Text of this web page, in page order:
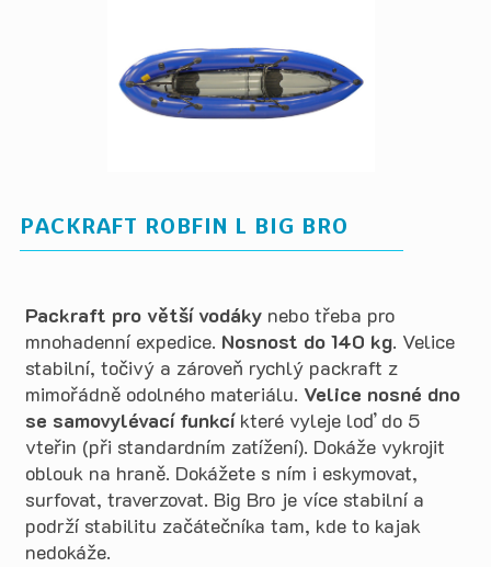
PACKRAFT ROBFIN L BIG BRO
Packraft pro větší vodáky nebo třeba pro
mnohadenní expedice. Nosnost do 140 kg. Velice
stabilní, točivý a zároveň rychlý packraft z
mimořádně odolného materiálu. Velice nosné dno
se samovylévací funkcíkteré vyleje loď do 5
vteřin (při standardním zatížení). Dokáže vykrojit
oblouk na hraně. Dokážete s ním i eskymovat,
surfovat, traverzovat. Big Bro je více stabilní a
podrží stabilitu začátečníka tam, kde to kajak
nedokáže.